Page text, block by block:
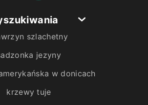
szlachetny
jezyny
w donicach
krzewy tuje